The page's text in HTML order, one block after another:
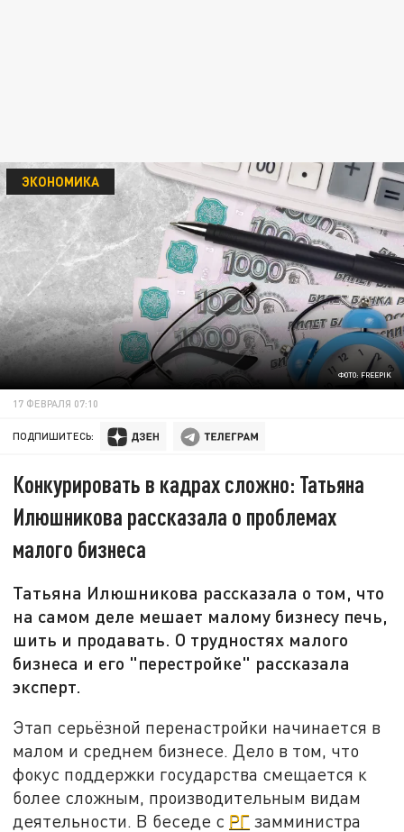
ФОТО: FREEPIK
ЭКОНОМИКА
17 ФЕВРАЛЯ 07:10
ПОДПИШИТЕСЬ:
Конкурировать в кадрах сложно: Татьяна
Илюшникова рассказала о проблемах
малого бизнеса
Татьяна Илюшникова рассказала о том, что
на самом деле мешает малому бизнесу печь,
шить и продавать. О трудностях малого
бизнеса и его "перестройке" рассказала
эксперт.
Этап серьёзной перенастройки начинается в
малом и среднем бизнесе. Дело в том, что
фокус поддержки государства смещается к
более сложным, производительным видам
деятельности. В беседе с РГ замминистра